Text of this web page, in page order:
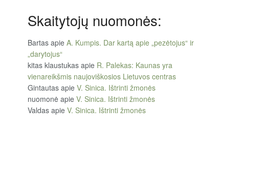
Skaitytojų nuomonės:
Bartas apie A. Kumpis. Dar kartą apie „pezėtojus“ ir
„darytojus“
kitas klaustukas apie R. Palekas: Kaunas yra
vienareikšmis naujoviškosios Lietuvos centras
Gintautas apie V. Sinica. Ištrinti žmonės
nuomonė apie V. Sinica. Ištrinti žmonės
Valdas apie V. Sinica. Ištrinti žmonės